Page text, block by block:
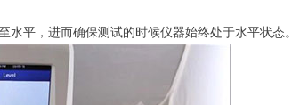
平，进而确保测试的时候仪器始终处于水平状态。